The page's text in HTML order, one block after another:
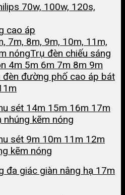
70w, 100w, 120s,
cao áp
7m, 8m, 9m, 10m, 11m,
nóngTrụ đèn chiếu sáng
4m 5m 6m 7m 8m 9m
đèn đường phố cao áp bát
sét 14m 15m 16m 17m
kẽm nóng
sét 9m 10m 11m 12m
kẽm nóng
đa giác giàn nâng hạ 17m